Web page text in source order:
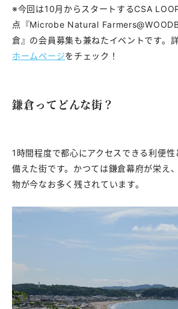
※今回は10月からスタートするCSA
点『Microbe Natural
倉』の会員募集も兼ねたイベントです。
ホームページをチェック！
鎌倉ってどんな街？
1時間程度で都心にアクセスできる利便
備えた街です。かつては鎌倉幕府が栄え
物が今なお多く残されています。